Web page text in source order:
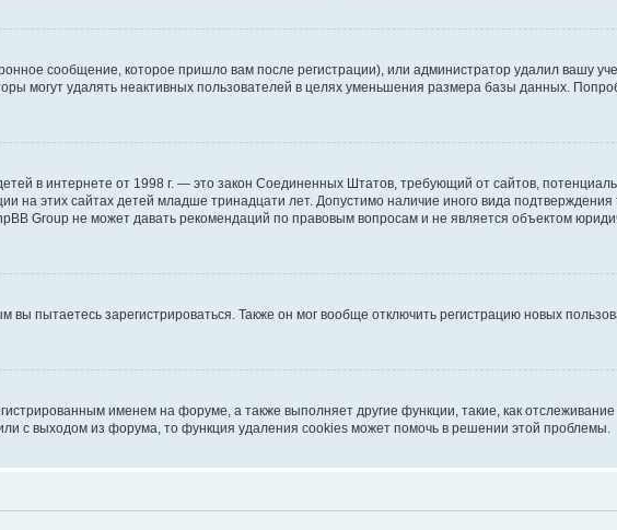
сообщение, которое пришло вам после регистрации), или администратор удалил вашу
могут удалять неактивных пользователей в целях уменьшения размера базы данных.
в интернете от 1998 г. — это закон Соединенных Штатов, требующий от сайтов,
на этих сайтах детей младше тринадцати лет. Допустимо наличие иного вида
Group не может давать рекомендаций по правовым вопросам и не является объектом
пытаетесь зарегистрироваться. Также он мог вообще отключить регистрацию новых
именем на форуме, а также выполняет другие функции, такие, как
с выходом из форума, то функция удаления cookies может помочь в решении этой проблемы.